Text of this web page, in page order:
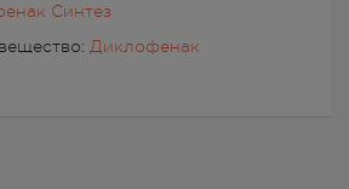
Синтез
Диклофенак